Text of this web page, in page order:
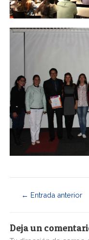
← Entrada anterior
Deja un